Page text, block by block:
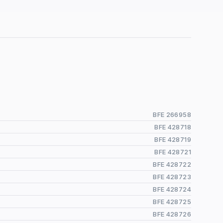
BFE 266958
BFE 428718
BFE 428719
BFE 428721
BFE 428722
BFE 428723
BFE 428724
BFE 428725
BFE 428726